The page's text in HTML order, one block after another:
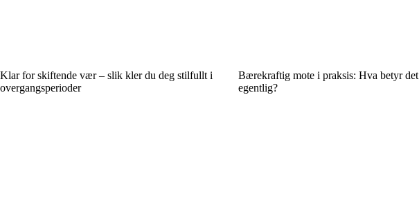
Klar for skiftende vær – slik kler du deg stilfullt i
overgangsperioder
Bærekraftig mote i praksis: Hva betyr det
egentlig?